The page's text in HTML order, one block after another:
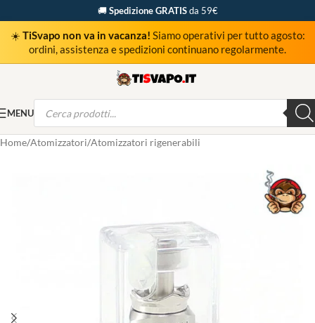
🚚Spedizione GRATISda 59€
☀️ TiSvapo non va in vacanza! Siamo operativi per tutto agosto:
ordini, assistenza e spedizioni continuano regolarmente.
MENU
Home Atomizzatori Atomizzatori rigenerabili